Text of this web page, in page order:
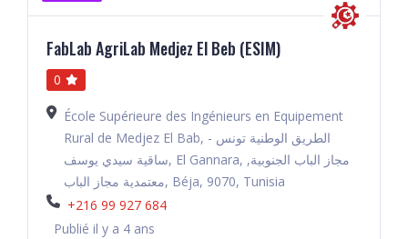
FabLab AgriLab Medjez El Beb (ESIM)
0
École Supérieure des Ingénieurs en Equipement
Rural de Medjez El Bab, الطريق الوطنية تونس -
ساقية سيدي يوسف, El Gannara, مجاز الباب الجنوبية,
معتمدية مجاز الباب, Béja, 9070, Tunisia
+216 99 927 684
Publié il y a 4 ans